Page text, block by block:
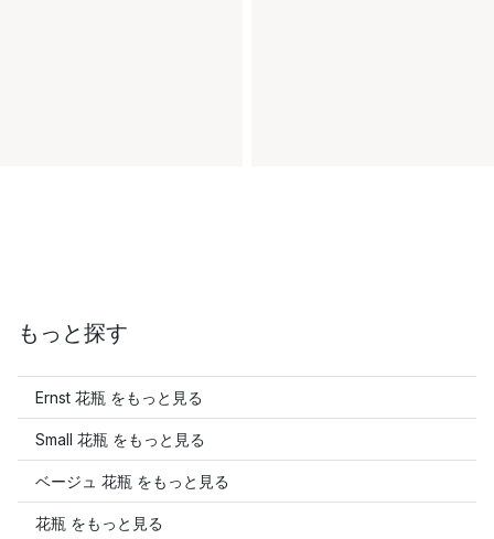
もっと探す
Ernst 花瓶 をもっと見る
Small 花瓶 をもっと見る
ベージュ 花瓶 をもっと見る
花瓶 をもっと見る